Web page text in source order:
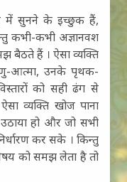
में सुनने के इच्छुक हैं,
कभी-कभी अज्ञानवश
बैठते हैं । ऐसा व्यक्ति
आत्मा, उनके पृथक-
को सही ढंग से
व्यक्ति खोज पाना
हो और जो सभी
कर सके । किन्तु
को समझ लेता है तो